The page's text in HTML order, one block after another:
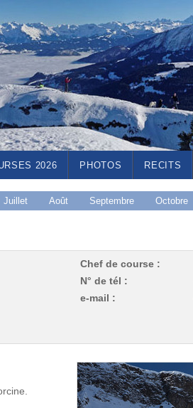
2026 PHOTOS RECITS
Juillet Août Septembre Octobre
Chef de course :
N° de tél :
e-mail :